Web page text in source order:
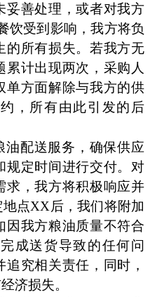
妥善处理，或者对我方
饮受到影响，我方将负
的所有损失。若我方无
计出现两次，采购人
单方面解除与我方的供
，所有由此引发的后
油配送服务，确保供应
规定时间进行交付。对
求，我方将积极响应并
点XX后，我们将附加
因我方粮油质量不符合
成送货导致的任何问
究相关责任，同时，
济损失。